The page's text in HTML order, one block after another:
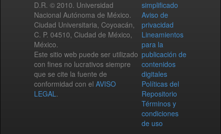
D.R. © 2010. Universidad
Nacional Autónoma de México.
Ciudad Universitaria, Coyoacán,
C. P. 04510, Ciudad de México,
México.
Este sitio web puede ser utilizado
con fines no lucrativos siempre
que se cite la fuente de
conformidad con el AVISO
LEGAL.
simplificado
Aviso de
privacidad
Lineamientos
para la
publicación de
contenidos
digitales
Políticas del
Repositorio
Términos y
condiciones
de uso